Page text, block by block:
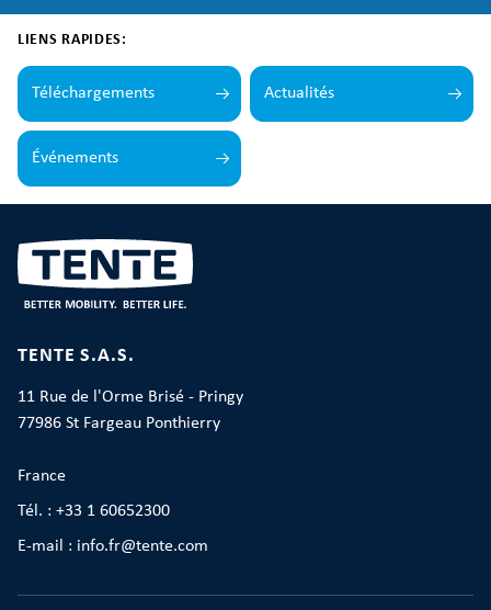
LIENS RAPIDES:
Téléchargements Actualités
Événements
TENTE S.A.S.
11 Rue de l'Orme Brisé - Pringy
77986 St Fargeau Ponthierry
France
Tél. : +33 1 60652300
E-mail : info.fr@tente.com